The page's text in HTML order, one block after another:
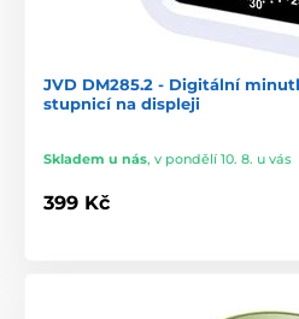
JVD DM285.2 - Digitální
stupnicí na displeji
Skladem u nás, v pondělí 10. 8. u vás
399 Kč